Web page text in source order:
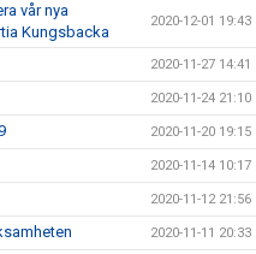
vår nya
Kungsbacka
2020-12-01 19:43
2020-11-27 14:41
2020-11-24 21:10
2020-11-20 19:15
2020-11-14 10:17
2020-11-12 21:56
2020-11-11 20:33